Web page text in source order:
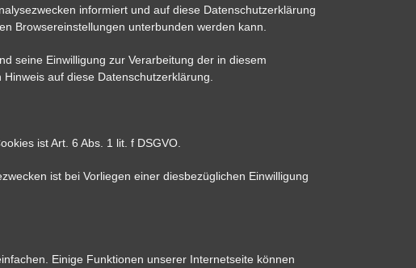
informiert und auf diese Datenschutzerklärung
Browsereinstellungen unterbunden werden kann.
seine Einwilligung zur Verarbeitung der in diesem
auf diese Datenschutzerklärung.
ist Art. 6 Abs. 1 lit. f DSGVO.
ist bei Vorliegen einer diesbezüglichen Einwilligung
Einige Funktionen unserer Internetseite können